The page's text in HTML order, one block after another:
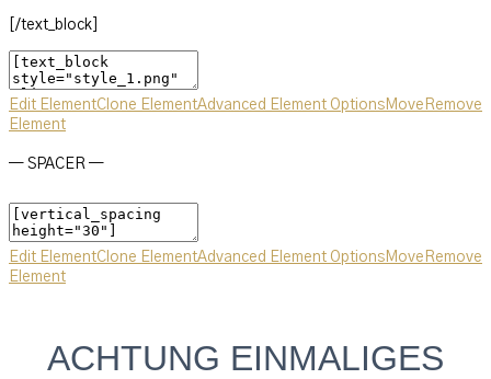
[/text_block]
Edit ElementClone ElementAdvanced Element Options Move Remove
Element
— SPACER —
Edit ElementClone ElementAdvanced Element Options Move Remove
Element
ACHTUNG EINMALIGES